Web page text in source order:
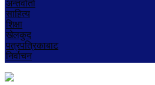
अन्तर्वार्ता
साहित्य
शिक्षा
खेलकुद
पत्रपत्रिकाबाट
निर्वाचन